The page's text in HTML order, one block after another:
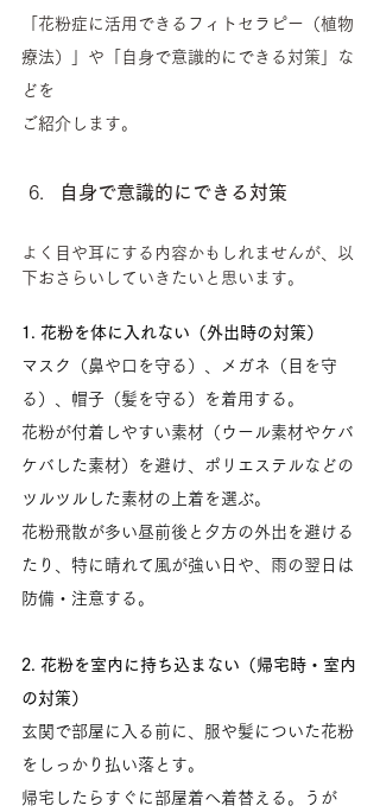
「花粉症に活用できるフィトセラピー（植物
療法）」や「自身で意識的にできる対策」な
どを
ご紹介します。
自身で意識的にできる対策
よく目や耳にする内容かもしれませんが、以
下おさらいしていきたいと思います。
1. 花粉を体に入れない（外出時の対策）
マスク（鼻や口を守る）、メガネ（目を守
る）、帽子（髪を守る）を着用する。
花粉が付着しやすい素材（ウール素材やケバ
ケバした素材）を避け、ポリエステルなどの
ツルツルした素材の上着を選ぶ。
花粉飛散が多い昼前後と夕方の外出を避ける
たり、特に晴れて風が強い日や、雨の翌日は
防備・注意する。
2. 花粉を室内に持ち込まない（帰宅時・室内
の対策）
玄関で部屋に入る前に、服や髪についた花粉
をしっかり払い落とす。
帰宅したらすぐに部屋着へ着替える。うが